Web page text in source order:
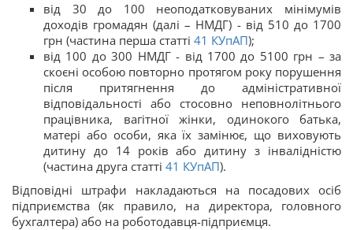
від 30 до 100 неоподатковуваних мінімумів
доходів громадян (далі – НМДГ) - від 510 до 1700
грн (частина перша статті 41 КУпАП);
від 100 до 300 НМДГ - від 1700 до 5100 грн – за
скоєні особою повторно протягом року порушення
після притягнення до адміністративної
відповідальності або стосовно неповнолітнього
працівника, вагітної жінки, одинокого батька,
матері або особи, яка їх замінює, що виховують
дитину до 14 років або дитину з інвалідністю
(частина друга статті 41 КУпАП).
Відповідні штрафи накладаються на посадових осіб
підприємства (як правило, на директора, головного
бухгалтера) або на роботодавця-підприємця.